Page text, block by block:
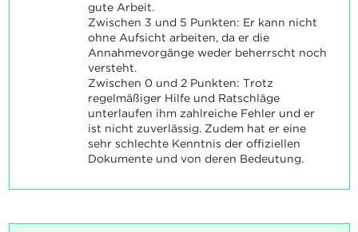
gute Arbeit.
Zwischen 3 und 5 Punkten: Er kann nicht
ohne Aufsicht arbeiten, da er die
Annahmevorgänge weder beherrscht noch
versteht.
Zwischen 0 und 2 Punkten: Trotz
regelmäßiger Hilfe und Ratschläge
unterlaufen ihm zahlreiche Fehler und er
ist nicht zuverlässig. Zudem hat er eine
sehr schlechte Kenntnis der offiziellen
Dokumente und von deren Bedeutung.